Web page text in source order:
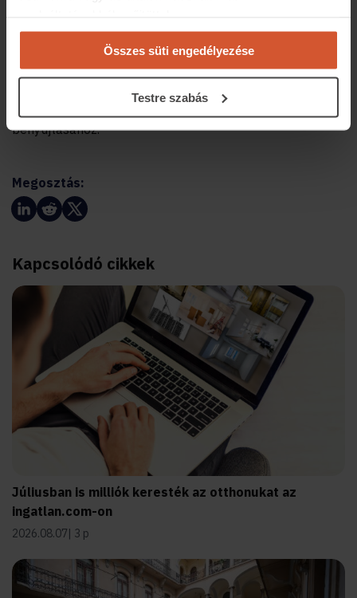
Összes süti engedélyezése
Testre szabás
de ehhez a korábban igényelt kamattámogatott hitelt
vissza kell fizetni a családnak. Ezen felül a korábban
összegét is vissza kell fizetni a CSOK Plusz igénylés
benyújtásához.
Megosztás:
Kapcsolódó cikkek
Júliusban is milliók keresték az otthonukat az
ingatlan.com-on
2026.08.07 3 p